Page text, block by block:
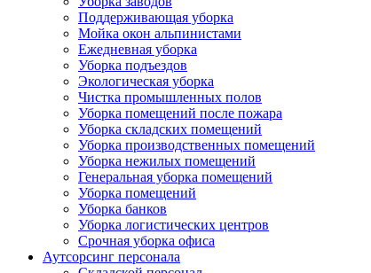
Поддерживающая уборка
Мойка окон альпинистами
Ежедневная уборка
Уборка подъездов
Экологическая уборка
Чистка промышленных полов
Уборка помещений после пожара
Уборка складских помещений
Уборка производственных помещений
Уборка нежилых помещений
Генеральная уборка помещений
Уборка помещений
Уборка банков
Уборка логистических центров
Срочная уборка офиса
Аутсорсинг персонала